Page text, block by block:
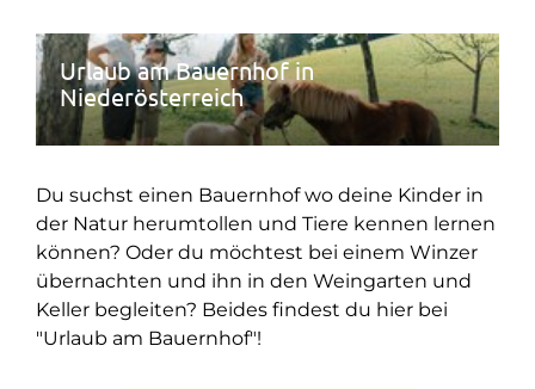
Urlaub am Bauernhof in
Niederösterreich
Du suchst einen Bauernhof wo deine Kinder in
der Natur herumtollen und Tiere kennen lernen
können? Oder du möchtest bei einem Winzer
übernachten und ihn in den Weingarten und
Keller begleiten? Beides findest du hier bei
"Urlaub am Bauernhof"!